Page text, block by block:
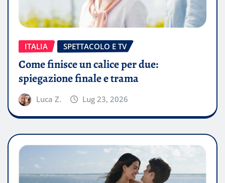
ITALIA SPETTACOLO E TV
Come finisce un calice per due:
spiegazione finale e trama
Luca Z. Lug 23, 2026